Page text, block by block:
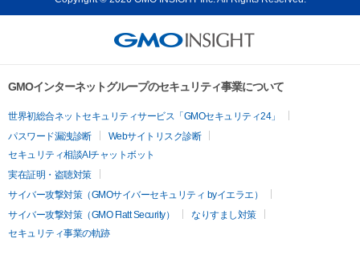
GMOインターネットグループのセキュリティ事業について
世界初総合ネットセキュリティサービス「GMOセキュリティ24」
パスワード漏洩診断
Webサイトリスク診断
セキュリティ相談AIチャットボット
実在証明・盗聴対策
サイバー攻撃対策（GMOサイバーセキュリティ byイエラエ）
サイバー攻撃対策（GMO Flatt Security）
なりすまし対策
セキュリティ事業の軌跡